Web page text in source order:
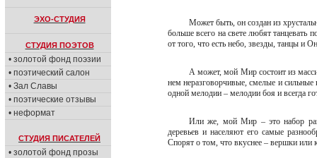
ЭХО-СТУДИЯ
СТУДИЯ ПОЭТОВ
• золотой фонд поэзии
• поэтический салон
• Зал Славы
• поэтические отзывы
• неформат
СТУДИЯ ПИСАТЕЛЕЙ
• золотой фонд прозы
Может быть, он создан из
больше всего на свете любят
от того, что есть небо, звезды, танцы
А может, мой Мир состоит из
нем неразговорчивые, смелые и
одной мелодии – мелодии боя и всегда
Или же, мой Мир – это набор
деревьев и населяют его самые
Спорят о том, что вкуснее – вершки или